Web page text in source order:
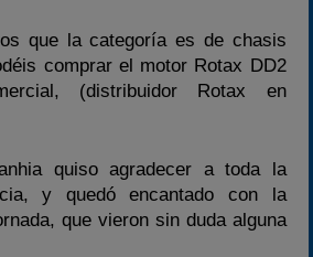
que la categoría es de chasis
comprar el motor Rotax DD2
(distribuidor Rotax en
quiso agradecer a toda la
y quedó encantado con la
que vieron sin duda alguna